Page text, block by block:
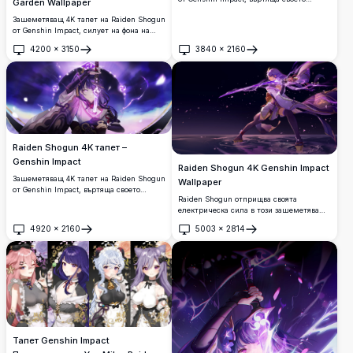
Зашеметяващ 4K тапет на Raiden Shogun
от Genshin Impact, силует на фона на
градина.
4200 × 3150
Отвори
3840 × 2160
Отвори
Raiden Shogun 4K тапет –
Genshin Impact
Зашеметяващ 4K тапет на Raiden Shogun
от Genshin Impact, въртяща своето
4920 × 2160
Отвори
Raiden Shogun 4K Genshin Impact
Wallpaper
Raiden Shogun отприщва своята
електрическа сила в този зашеметяващ
5003 × 2814
Отвори
Тапет Genshin Impact